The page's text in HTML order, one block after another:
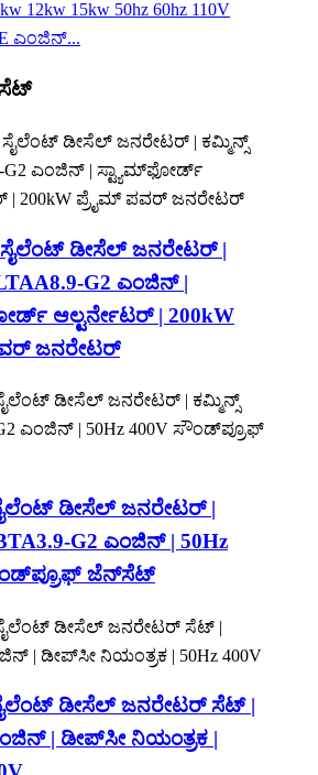
12kw 15kw 50hz 60hz 110V
ಎಂಜಿನ್...
ಸೆಟ್
ಸೈಲೆಂಟ್ ಡೀಸೆಲ್ ಜನರೇಟರ್ |
G2 ಎಂಜಿನ್ |
ಆಲ್ಟರ್ನೇಟರ್ | 200kW
ಜನರೇಟರ್
ಡೀಸೆಲ್ ಜನರೇಟರ್ |
G2 ಎಂಜಿನ್ | 50Hz
ಜೆನ್‌ಸೆಟ್
ಡೀಸೆಲ್ ಜನರೇಟರ್ ಸೆಟ್ |
| ಡೀಪ್‌ಸೀ ನಿಯಂತ್ರಕ |